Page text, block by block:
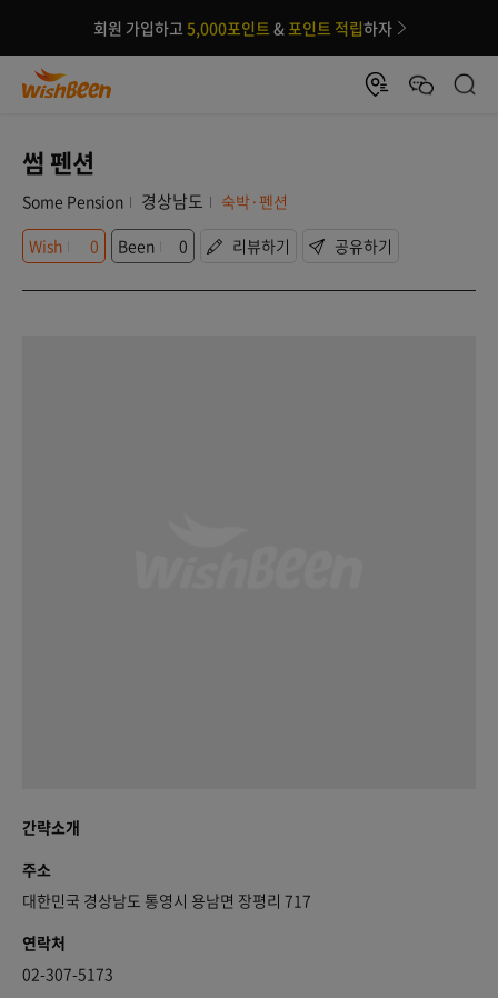
회원 가입하고 5,000포인트 &포인트 적립하자
썸 펜션
Some Pension 경상남도
숙박·펜션
Wish
0 Been 0 리뷰하기 공유하기
간략소개
주소
대한민국 경상남도 통영시 용남면 장평리 717
연락처
02-307-5173